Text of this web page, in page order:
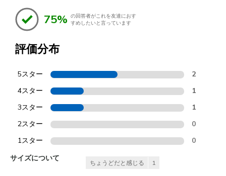
75% の回答者がこれを友達におす
すめしたいと言っています
評価分布
5スター 2
4スター 1
3スター 1
2スター 0
1スター 0
サイズについて
ちょうどだと感じる 1